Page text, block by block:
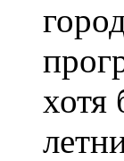
хотя